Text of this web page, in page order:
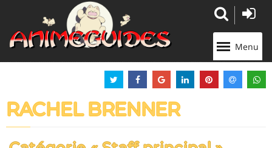
Menu
RACHEL BRENNER
Panneau de gestion des cookies